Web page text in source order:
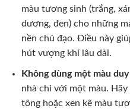
màu tương sinh (trắng,
dương, đen) cho những
nền chủ đạo. Điều này
hút vượng khí lâu dài.
Không dùng một màu
nhà chỉ với một màu.
tông hoặc xen kẽ màu